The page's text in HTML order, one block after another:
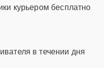
курьером бесплатно
в течении дня